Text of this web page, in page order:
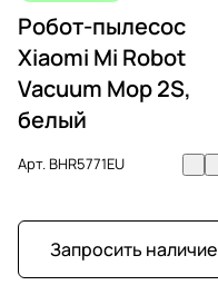
Робот-пылесос
Xiaomi Mi Robot
Vacuum Mop 2S,
белый
Арт.BHR5771EU
Запросить наличие